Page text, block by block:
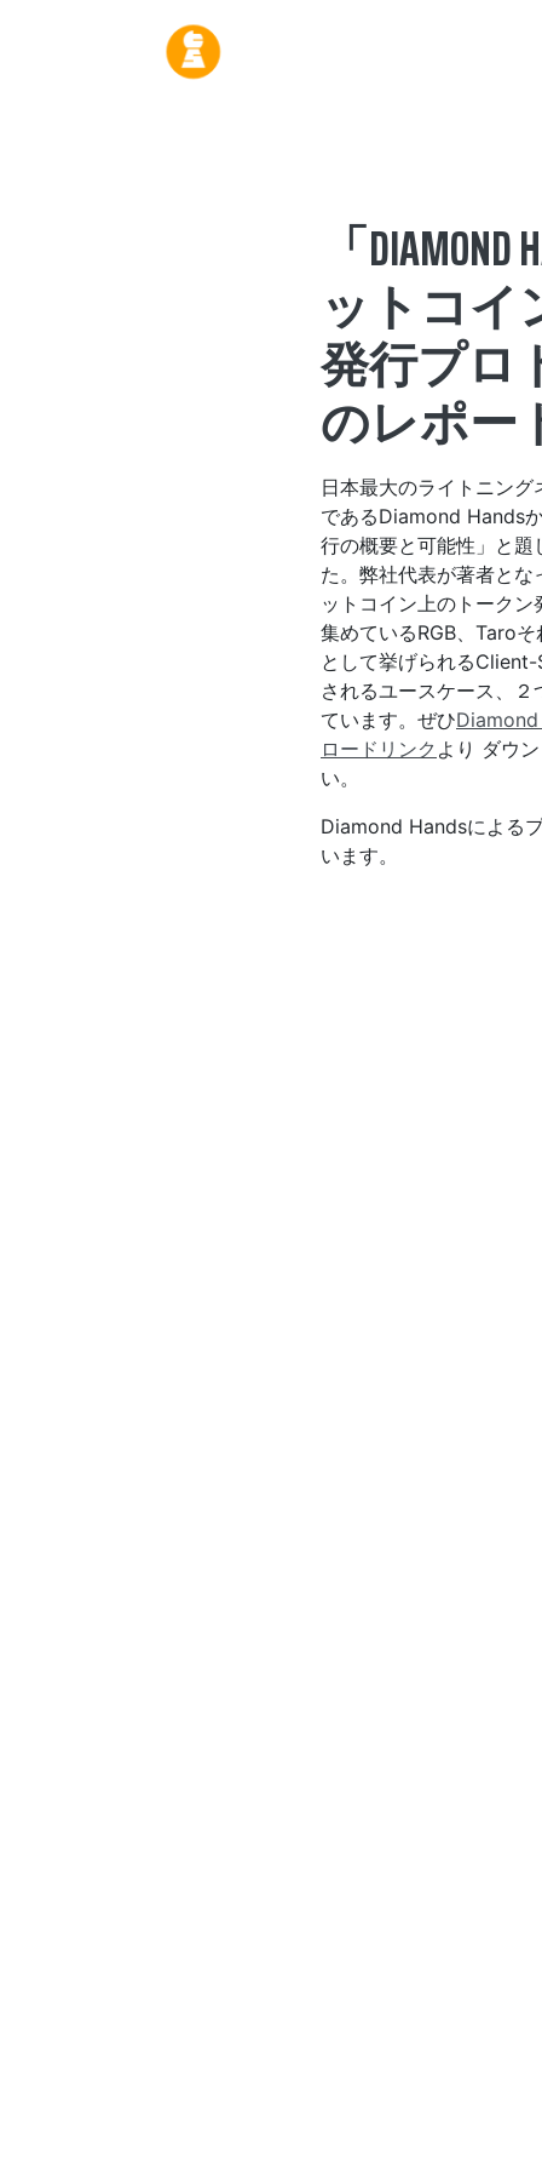
「
ットコイ
発行プロ
のレポー
日本最大のライトニン
であるDiamond Hands
行の概要と可能性」と
た。弊社代表が著者と
ットコイン上のトーク
集めているRGB、Taro
として挙げられる
されるユースケース、
ています。ぜひ
ロードリンク より ダウ
い。
Diamond Handsによる
います。